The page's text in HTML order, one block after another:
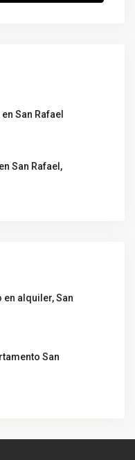
San Rafael
San Rafael,
en alquiler, San
San